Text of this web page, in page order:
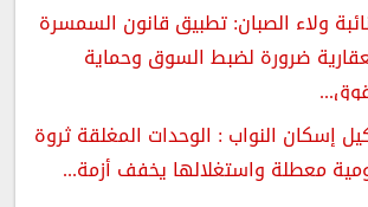
ولاء الصبان: تطبيق قانون السمسرة
ضرورة لضبط السوق وحماية
إسكان النواب : الوحدات المغلقة ثروة
معطلة واستغلالها يخفف أزمة...